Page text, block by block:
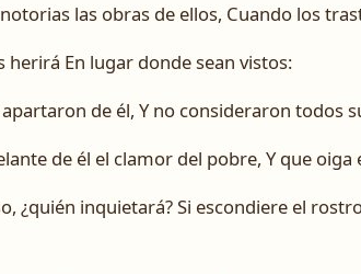
las obras de ellos, Cuando los
herirá En lugar donde sean vistos:
de él, Y no consideraron todos
de él el clamor del pobre, Y que
¿quién inquietará? Si escondiere el